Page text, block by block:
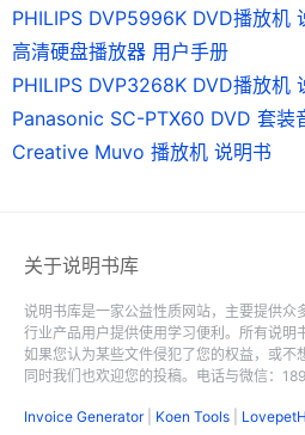
PHILIPS DVP5996K DVD播放机
高清硬盘播放器 用户手册
PHILIPS DVP3268K DVD播放机
Panasonic SC-PTX60 DVD 套装
Creative Muvo 播放机 说明书
关于说明书库
说明书库是一家公益性质网站，主要提供众
行业产品用户提供使用学习便利。所有说明
如果您认为某些文件侵犯了您的权益，或不
同时我们也欢迎您的投稿。电话与微信：
Invoice Generator| Koen Tools